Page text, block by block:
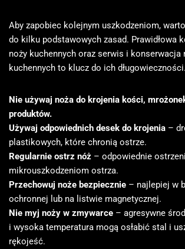
Aby zapobiec kolejnym uszkodzeniom,
do kilku podstawowych zasad. Prawidłowa
noży kuchennych oraz serwis i konserwacja
kuchennych to klucz do ich długowieczności.
Nie używaj noża do krojenia kości,
produktów.
Używaj odpowiednich desek do krojenia –
plastikowych, które chronią ostrze.
Regularnie ostrz nóż – odpowiednie
mikrouszkodzeniom ostrza.
Przechowuj noże bezpiecznie – najlepiej w
ochronnej lub na listwie magnetycznej.
Nie myj noży w zmywarce – agresywne
i wysoka temperatura mogą osłabić stal i
rękojeść.